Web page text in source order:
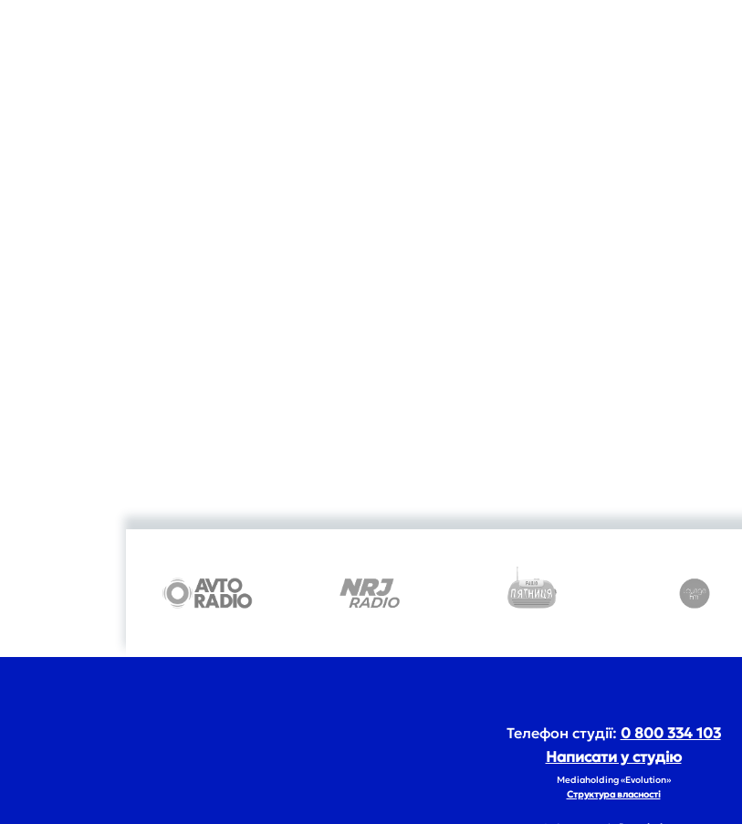
Телефон студії: 0 800 334 103
Написати у студію
Mediaholding «Evolution»
Структура власності